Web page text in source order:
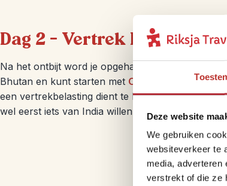
Deze website
We gebruiken
websiteverkeer te
media, adverteren
verstrekt of die ze
Dag 2 – Vertrek Delhi
Na het ontbijt word je opgehaald en naar de
Bhutan en kunt starten met Op Hoog bezoek.
een vertrekbelasting dient te betalen van 150
wel eerst iets van India willen proeven, dan kan